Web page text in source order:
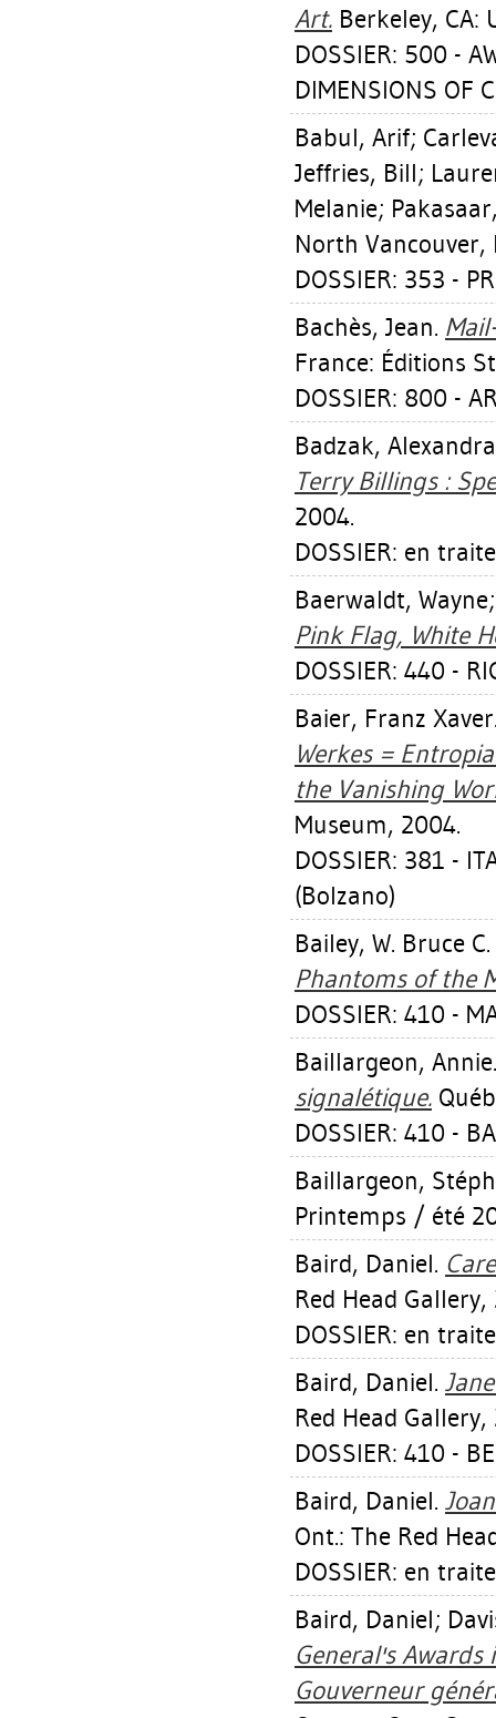
Art. Berkeley, CA:
DOSSIER: 500 -
DIMENSIONS OF
Babul, Arif;
Jeffries, Bill;
Melanie;
North Vancouver,
DOSSIER: 353 -
Bachès, Jean.
France: Éditions
DOSSIER: 800 -
Badzak, Alexandra
Terry Billings :
2004.
DOSSIER: en
Baerwaldt, Wayne
Pink Flag, White
DOSSIER: 440 -
Baier, Franz Xaver
Werkes =
the Vanishing
Museum, 2004.
DOSSIER: 381 -
(Bolzano)
Bailey, W. Bruce C.
Phantoms of the
DOSSIER: 410 -
Baillargeon, Annie
signalétique.
DOSSIER: 410 -
Baillargeon,
Printemps / été
Baird, Daniel.
Red Head Gallery,
DOSSIER: en
Baird, Daniel.
Red Head Gallery,
DOSSIER: 410 -
Baird, Daniel.
Ont.: The Red
DOSSIER: en
Baird, Daniel;
General's
Gouverneur